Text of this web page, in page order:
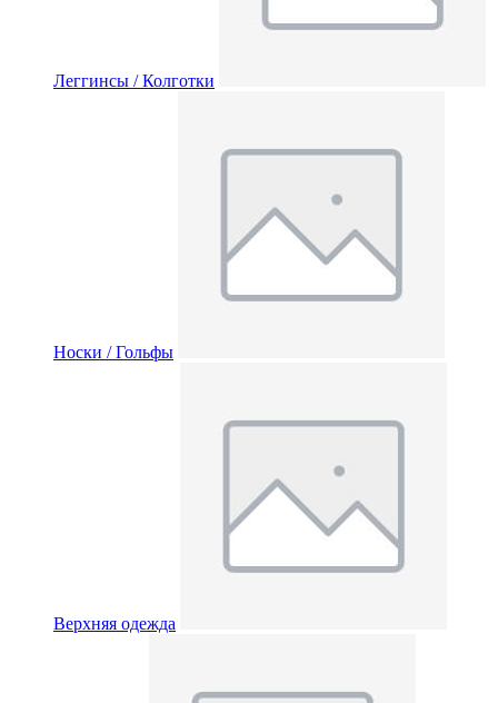
Леггинсы / Колготки
Носки / Гольфы
Верхняя одежда